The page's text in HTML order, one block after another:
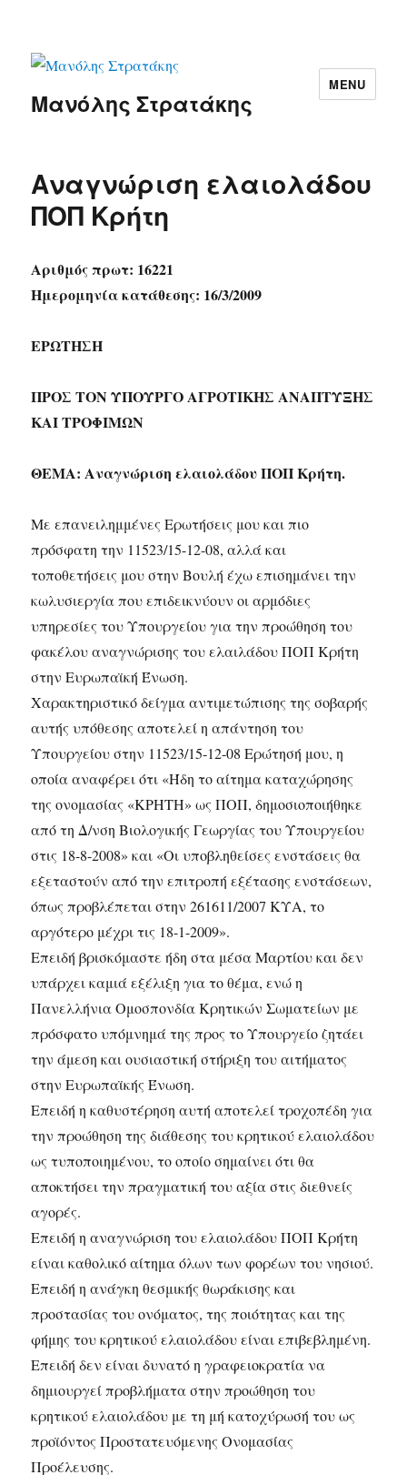
Μανόλης Στρατάκης
MENU
Αναγνώριση ελαιολάδου
ΠΟΠ Κρήτη
Αριθμός πρωτ: 16221
Ημερομηνία κατάθεσης: 16/3/2009
ΕΡΩΤΗΣΗ
ΠΡΟΣ ΤΟΝ ΥΠΟΥΡΓΟ ΑΓΡΟΤΙΚΗΣ ΑΝΑΠΤΥΞΗΣ
ΚΑΙ ΤΡΟΦΙΜΩΝ
ΘΕΜΑ: Αναγνώριση ελαιολάδου ΠΟΠ Κρήτη.
Με επανειλημμένες Ερωτήσεις μου και πιο
πρόσφατη την 11523/15-12-08, αλλά και
τοποθετήσεις μου στην Βουλή έχω επισημάνει την
κωλυσιεργία που επιδεικνύουν οι αρμόδιες
υπηρεσίες του Υπουργείου για την προώθηση του
φακέλου αναγνώρισης του ελαιλάδου ΠΟΠ Κρήτη
στην Ευρωπαϊκή Ένωση.
Χαρακτηριστικό δείγμα αντιμετώπισης της σοβαρής
αυτής υπόθεσης αποτελεί η απάντηση του
Υπουργείου στην 11523/15-12-08 Ερώτησή μου, η
οποία αναφέρει ότι «Ήδη το αίτημα καταχώρησης
της ονομασίας «ΚΡΗΤΗ» ως ΠΟΠ, δημοσιοποιήθηκε
από τη Δ/νση Βιολογικής Γεωργίας του Υπουργείου
στις 18-8-2008» και «Οι υποβληθείσες ενστάσεις θα
εξεταστούν από την επιτροπή εξέτασης ενστάσεων,
όπως προβλέπεται στην 261611/2007 ΚΥΑ, το
αργότερο μέχρι τις 18-1-2009».
Επειδή βρισκόμαστε ήδη στα μέσα Μαρτίου και δεν
υπάρχει καμιά εξέλιξη για το θέμα, ενώ η
Πανελλήνια Ομοσπονδία Κρητικών Σωματείων με
πρόσφατο υπόμνημά της προς το Υπουργείο ζητάει
την άμεση και ουσιαστική στήριξη του αιτήματος
στην Ευρωπαϊκής Ένωση.
Επειδή η καθυστέρηση αυτή αποτελεί τροχοπέδη για
την προώθηση της διάθεσης του κρητικού ελαιολάδου
ως τυποποιημένου, το οποίο σημαίνει ότι θα
αποκτήσει την πραγματική του αξία στις διεθνείς
αγορές.
Επειδή η αναγνώριση του ελαιολάδου ΠΟΠ Κρήτη
είναι καθολικό αίτημα όλων των φορέων του νησιού.
Επειδή η ανάγκη θεσμικής θωράκισης και
προστασίας του ονόματος, της ποιότητας και της
φήμης του κρητικού ελαιολάδου είναι επιβεβλημένη.
Επειδή δεν είναι δυνατό η γραφειοκρατία να
δημιουργεί προβλήματα στην προώθηση του
κρητικού ελαιολάδου με τη μή κατοχύρωσή του ως
προϊόντος Προστατευόμενης Ονομασίας
Προέλευσης.